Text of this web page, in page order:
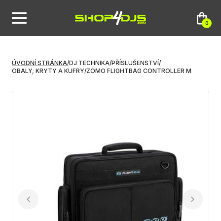
0
ÚVODNÍ STRÁNKA/DJ TECHNIKA/PŘÍSLUŠENSTVÍ/
OBALY, KRYTY A KUFRY/ZOMO FLIGHTBAG CONTROLLER M